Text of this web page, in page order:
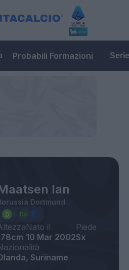
Probabili Formazioni
Ian
Dortmund
Nato il
10 Mar 2002
Piede
Sx
Suriname